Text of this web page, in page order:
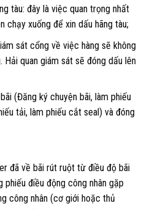
tàu: đây là việc quan trọng nhất
chạy xuống để xin dấu hãng tàu;
sát cổng về việc hàng sẽ không
Hải quan giám sát sẽ đóng dấu lên
(Đăng ký chuyện bãi, làm phiếu
tải, làm phiếu cắt seal) và đóng
đã về bãi rút ruột từ điều độ bãi
phiếu điều động công nhân gặp
công nhân (cơ giới hoặc thủ